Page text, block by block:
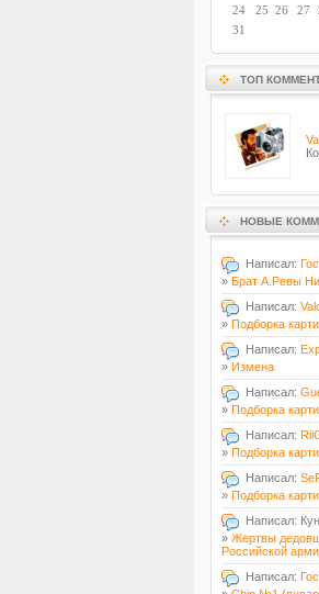
24
25 26 27
31
ТОП
НОВЫЕ
Написал:
» Брат А.Ревы
Написал:
» Подборка
Написал:
» Измена
Написал:
» Подборка
Написал:
» Подборка
Написал:
» Подборка
Написал:
» Жертвы
Российской
Написал: